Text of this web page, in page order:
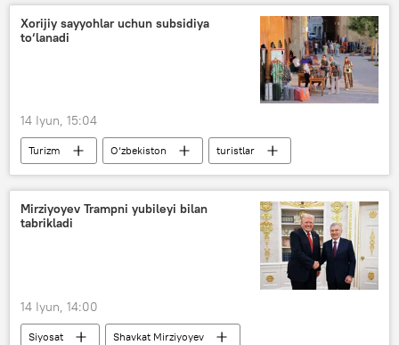
Xorijiy sayyohlar uchun subsidiya
to‘lanadi
14 Iyun, 15:04
Turizm O‘zbekiston turistlar
Mirziyoyev Trampni yubileyi bilan
tabrikladi
14 Iyun, 14:00
Siyosat
Shavkat Mirziyoyev